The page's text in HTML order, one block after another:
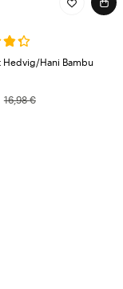
Hedvig/Hani Bambu
16,98 €